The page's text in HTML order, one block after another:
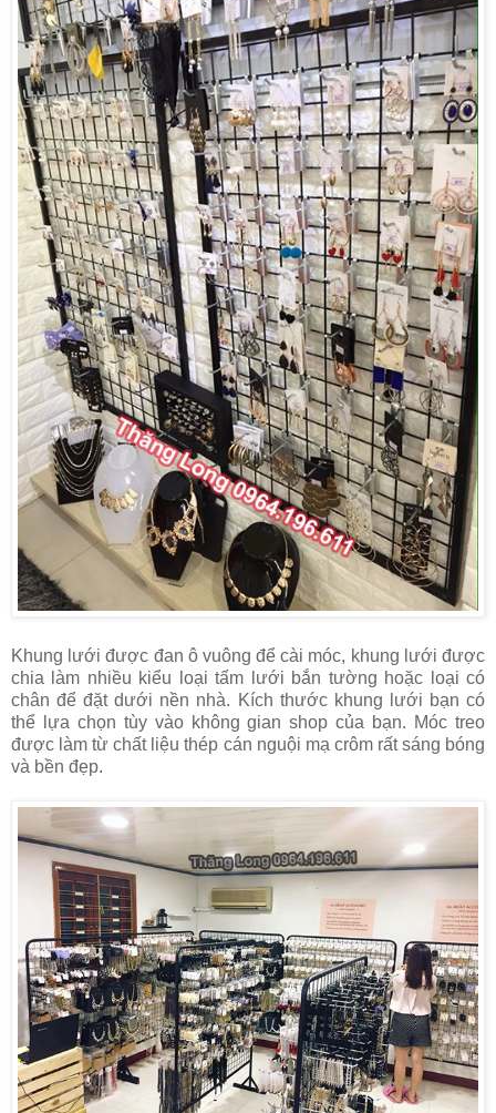
Khung lưới được đan ô vuông để cài móc, khung lưới được
chia làm nhiều kiểu loại tấm lưới bắn tường hoặc loại có
chân để đặt dưới nền nhà. Kích thước khung lưới bạn có
thể lựa chọn tùy vào không gian shop của bạn. Móc treo
được làm từ chất liệu thép cán nguội mạ crôm rất sáng bóng
và bền đẹp.